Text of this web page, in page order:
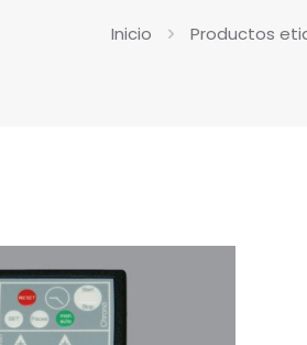
Inicio Productos